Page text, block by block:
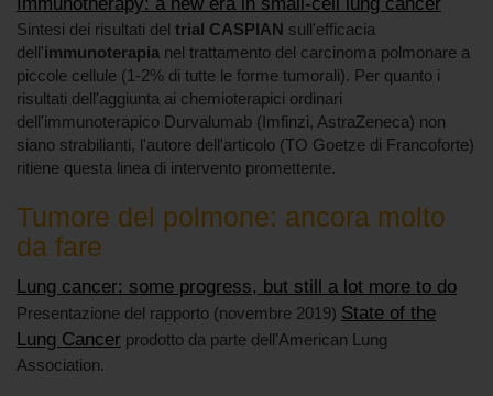
Sintesi dei risultati del trial CASPIAN sull'efficacia
dell'immunoterapia nel trattamento del carcinoma polmonare a
piccole cellule (1-2% di tutte le forme tumorali). Per quanto i
risultati dell'aggiunta ai chemioterapici ordinari
dell'immunoterapico Durvalumab (Imfinzi, AstraZeneca) non
siano strabilianti, l'autore dell'articolo (TO Goetze di Francoforte)
ritiene questa linea di intervento promettente.
Tumore del polmone: ancora molto
da fare
Lung cancer: some progress, but still a lot more to do
Presentazione del rapporto (novembre 2019) State of the
Lung Cancer prodotto da parte dell'American Lung
Association.